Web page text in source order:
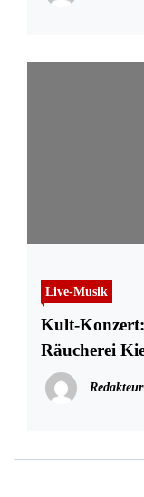
Live-Musik
Kult-
Räucherei
Redakteur